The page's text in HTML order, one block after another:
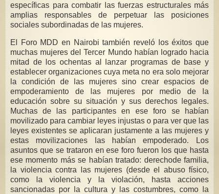
específicas para combatir las fuerzas estructurales más
amplias responsables de perpetuar las posiciones
sociales subordinadas de las mujeres.
El Foro MDD en Nairobi también reveló los éxitos que
muchas mujeres del Tercer Mundo habían logrado hacia
mitad de los ochentas al lanzar programas de base y
establecer organizaciones cuya meta no era solo mejorar
la condición de las mujeres sino crear espacios de
empoderamiento de las mujeres por medio de la
educación sobre su situación y sus derechos legales.
Muchas de las participantes en ese foro se habían
movilizado para cambiar leyes injustas o para ver que las
leyes existentes se aplicaran justamente a las mujeres y
estas movilizaciones las habían empoderado. Los
asuntos que se trataron en ese foro fueron los que hasta
ese momento más se habían tratado: derechode familia,
la violencia contra las mujeres (desde el abuso físico,
como la violencia y la violación, hasta acciones
sancionadas por la cultura y las costumbres, como la